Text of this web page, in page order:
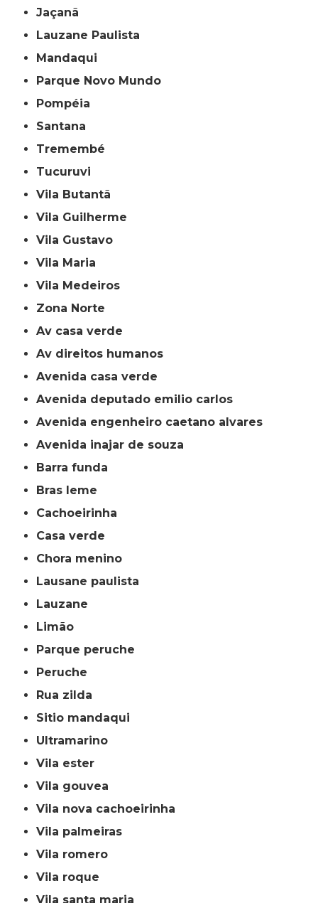
Jaçanã
Lauzane Paulista
Mandaqui
Parque Novo Mundo
Pompéia
Santana
Tremembé
Tucuruvi
Vila Butantã
Vila Guilherme
Vila Gustavo
Vila Maria
Vila Medeiros
Zona Norte
av casa verde
av direitos humanos
avenida casa verde
avenida deputado emilio carlos
avenida engenheiro caetano alvares
avenida inajar de souza
barra funda
bras leme
cachoeirinha
casa verde
chora menino
lausane paulista
lauzane
limão
parque peruche
peruche
rua zilda
sitio mandaqui
ultramarino
vila ester
vila gouvea
vila nova cachoeirinha
vila palmeiras
vila romero
vila roque
vila santa maria